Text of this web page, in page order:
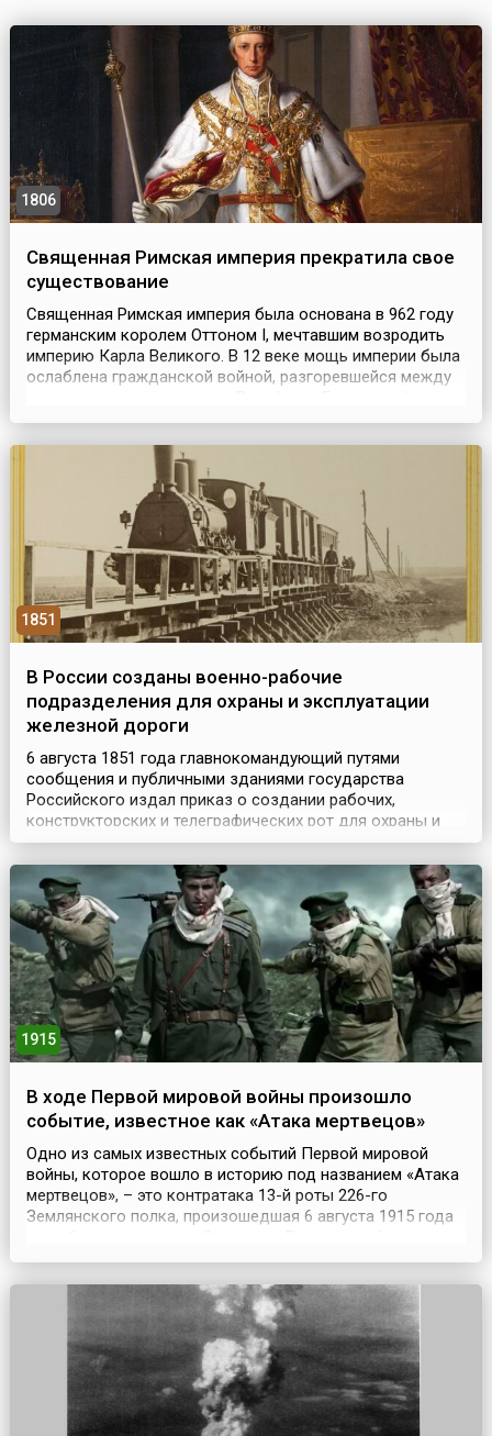
1806
Священная Римская империя прекратила свое
существование
Священная Римская империя была основана в 962 году
германским королем Оттоном I, мечтавшим возродить
империю Карла Великого. В 12 веке мощь империи была
ослаблена гражданской войной, разгоревшейся между
Начиная с 1438 года императорская корона Священной
Габсбургов, которые, следуя общей тенденции, ...
1851
В России созданы военно-рабочие
подразделения для охраны и эксплуатации
железной дороги
6 августа 1851 года главнокомандующий путями
сообщения и публичными зданиями государства
Российского издал приказ о создании рабочих,
конструкторских и телеграфических рот для охраны и
эксплуатации Санкт-Петербурго-Московской железной
дороги. Они впоследствии и стали основой
железнодорожных войск России. Изначально было
сформировано 14 отдельных военно-рабочих, две
кондукторские и одна телегра...
1915
В ходе Первой мировой войны произошло
событие, известное как «Атака мертвецов»
Одно из самых известных событий Первой мировой
войны, которое вошло в историю под названием «Атака
мертвецов», – это контратака 13-й роты 226-го
Землянского полка, произошедшая 6 августа 1915 года
когда при отражении немецкой газовой атаки около
семитысячное немецкое войско. Небольшая русская